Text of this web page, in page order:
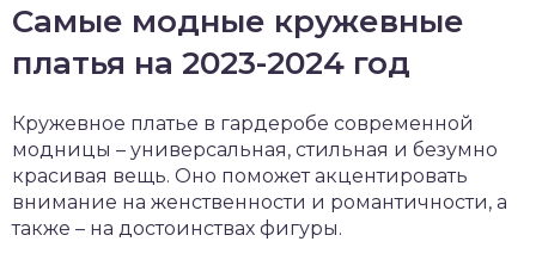
Самые модные кружевные
платья на 2023-2024 год
Кружевное платье в гардеробе современной
модницы – универсальная, стильная и безумно
красивая вещь. Оно поможет акцентировать
внимание на женственности и романтичности, а
также – на достоинствах фигуры.